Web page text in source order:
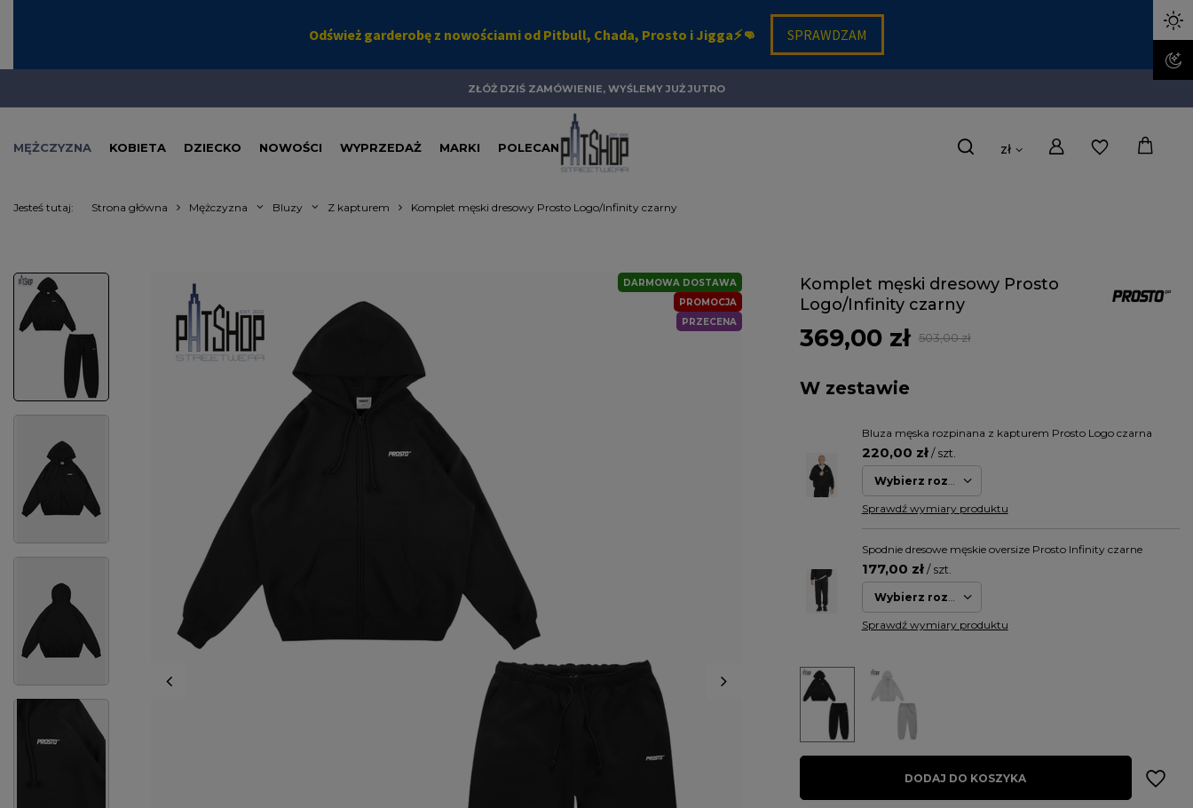
zł
ZŁÓŻ DZIŚ ZAMÓWIENIE, WYŚLEMY JUŻ JUTRO
MĘŻCZYZNA KOBIETA DZIECKO NOWOŚCI WYPRZEDAŻ MARKI POLECANE
Jesteś tutaj: Strona główna Mężczyzna Bluzy Z kapturem Komplet męski dresowy Prosto Logo/Infinity czarny
PROMOCJA
PRZECENA
DARMOWA DOSTAWA
Komplet męski dresowy Prosto
Logo/Infinity czarny
369,00 zł 503,00 zł
W zestawie
Bluza męska rozpinana z kapturem Prosto Logo czarna
220,00 zł/ szt.
Wybierz rozmiar
Sprawdź wymiary produktu
Spodnie dresowe męskie oversize Prosto Infinity czarne
177,00 zł/ szt.
Wybierz rozmiar
Sprawdź wymiary produktu
DODAJ DO KOSZYKA